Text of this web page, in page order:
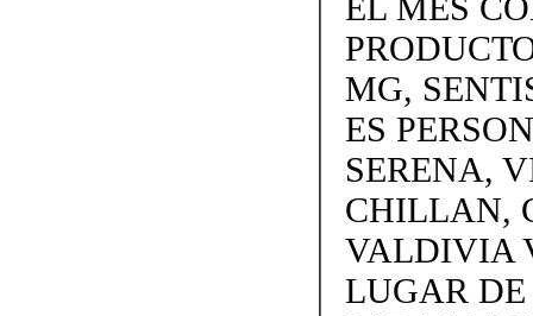
MG,
ES
SERENA,
CHILLAN,
VALDIVIA
LUGAR